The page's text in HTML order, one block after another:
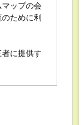
ップの会
ために利
者に提供す
られるよ